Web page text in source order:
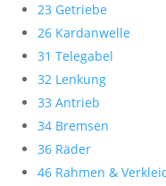
23 Getriebe
26 Kardanwelle
31 Telegabel
32 Lenkung
33 Antrieb
34 Bremsen
36 Räder
46 Rahmen &